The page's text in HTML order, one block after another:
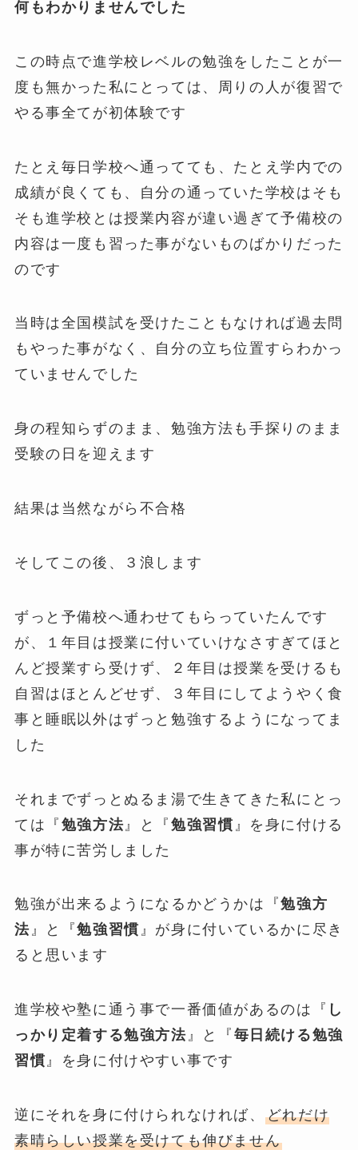
何もわかりませんでした
この時点で進学校レベルの勉強をしたことが一
度も無かった私にとっては、周りの人が復習で
やる事全てが初体験です
たとえ毎日学校へ通ってても、たとえ学内での
成績が良くても、自分の通っていた学校はそも
そも進学校とは授業内容が違い過ぎて予備校の
内容は一度も習った事がないものばかりだった
のです
当時は全国模試を受けたこともなければ過去問
もやった事がなく、自分の立ち位置すらわかっ
ていませんでした
身の程知らずのまま、勉強方法も手探りのまま
受験の日を迎えます
結果は当然ながら不合格
そしてこの後、３浪します
ずっと予備校へ通わせてもらっていたんです
が、１年目は授業に付いていけなさすぎてほと
んど授業すら受けず、２年目は授業を受けるも
自習はほとんどせず、３年目にしてようやく食
事と睡眠以外はずっと勉強するようになってま
した
それまでずっとぬるま湯で生きてきた私にとっ
ては『 勉強方法 』と『勉強習慣 』を身に付ける
事が特に苦労しました
勉強が出来るようになるかどうかは『勉強方
法』と『勉強習慣 』が身に付いているかに尽き
ると思います
進学校や塾に通う事で一番価値があるのは『 し
っかり定着する勉強方法』と『 毎日続ける勉強
習慣』を身に付けやすい事です
逆にそれを身に付けられなければ、 どれだけ
素晴らしい授業を受けても伸びません